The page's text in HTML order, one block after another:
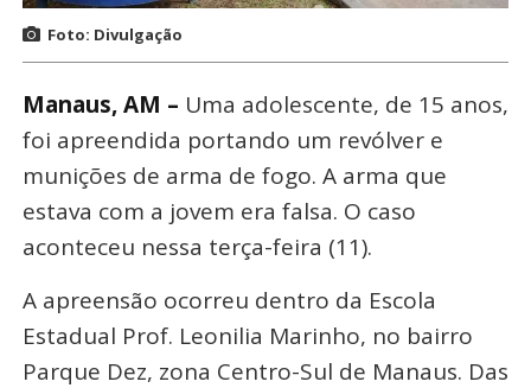
Foto: Divulgação
Manaus, AM – Uma adolescente, de 15 anos,
foi apreendida portando um revólver e
munições de arma de fogo. A arma que
estava com a jovem era falsa. O caso
aconteceu nessa terça-feira (11).
A apreensão ocorreu dentro da Escola
Estadual Prof. Leonilia Marinho, no bairro
Parque Dez, zona Centro-Sul de Manaus. Das